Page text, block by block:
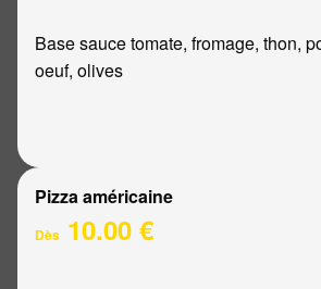
Base sauce tomate, fromage, thon,
oeuf, olives
Pizza américaine
Dès 10.00 €